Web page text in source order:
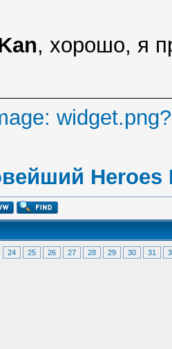
, хорошо, я
Heroes
24 25 26 27 28 29 30 31